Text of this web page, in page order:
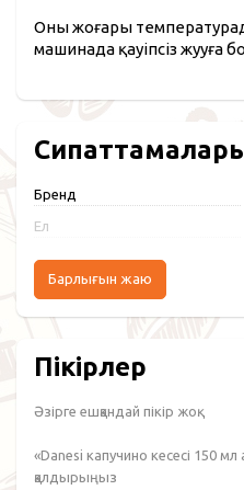
Оны жоғары
машинада қауіпсіз жууға
Бренд
Ел
Барлығын жаю
Пікірлер
Әзірге ешқандай пікір жоқ.
«Danesi капучино кесесі 150 мл
қалдырыңыз